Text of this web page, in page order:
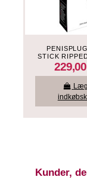
STICK
Kunder,